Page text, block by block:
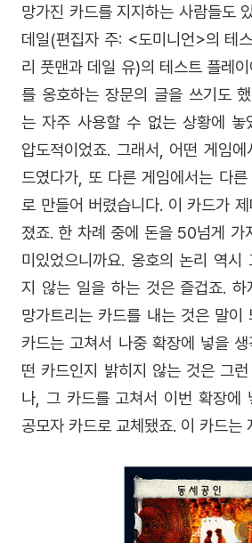
망가진 카드를 지지하는 사람들도
데일(편집자 주: <도미니언>의 테
리 풋맨과 데일 유)의 테스트 플레
를 옹호하는 장문의 글을 쓰기도
는 자주 사용할 수 없는 상황에 놓
압도적이었죠. 그래서, 어떤 게임
드였다가, 또 다른 게임에서는 다
로 만들어 버렸습니다. 이 카드가
졌죠. 한 차례 중에 돈을 50넘게 가
미있었으니까요. 옹호의 논리 역시
지 않는 일을 하는 것은 즐겁죠. 하
망가트리는 카드를 내는 것은 말이
카드는 고쳐서 나중 확장에 넣을
떤 카드인지 밝히지 않는 것은 그
나, 그 카드를 고쳐서 이번 확장에
공모자 카드로 교체됐죠. 이 카드는